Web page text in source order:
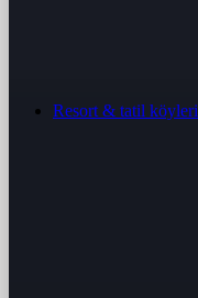
Resort & tatil köyleri